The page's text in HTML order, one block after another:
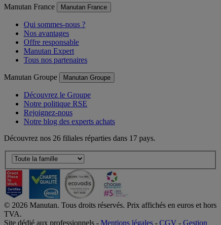
Manutan France
Qui sommes-nous ?
Nos avantages
Offre responsable
Manutan Expert
Manutan Groupe
Découvrez le Groupe
Notre politique RSE
Rejoignez-nous
©2026
TVA.